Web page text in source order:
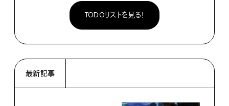
TODOリストを見る！
最新記事